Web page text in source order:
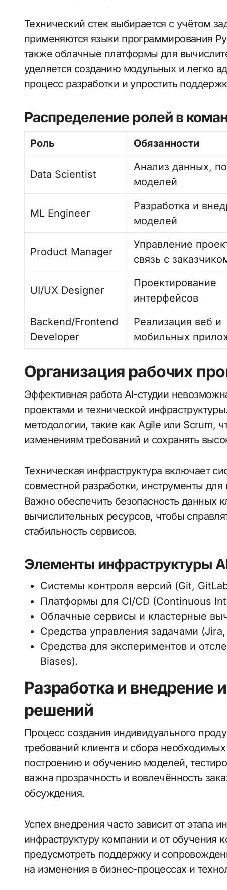
Технический стек выбирается с учётом
применяются языки программирования
также облачные платформы для
уделяется созданию модульных и легко
процесс разработки и упростить
Распределение ролей в
Роль Обязанности
Data Scientist
Анализ данных,
моделей
ML Engineer
Разработка и
моделей
Product Manager
Управление
связь с
UI/UX Designer
Проектирование
интерфейсов
Backend/Frontend
Developer
Реализация веб и
мобильных
Организация рабочих
Эффективная работа AI-студии
проектами и технической
методологии, такие как Agile или Scrum,
изменениям требований и сохранять
Техническая инфраструктура включает
совместной разработки, инструменты
Важно обеспечить безопасность данных
вычислительных ресурсов, чтобы
стабильность сервисов.
Элементы инфраструктуры
Системы контроля версий (Git,
Платформы для CI/CD (Continuous
Облачные сервисы и кластерные
Средства управления задачами
Средства для экспериментов и
Biases).
Разработка и внедрение
решений
Процесс создания индивидуального
требований клиента и сбора
построению и обучению моделей,
важна прозрачность и вовлечённость
обсуждения.
Успех внедрения часто зависит от
инфраструктуру компании и от обучения
предусмотреть поддержку и
на изменения в бизнес-процессах и